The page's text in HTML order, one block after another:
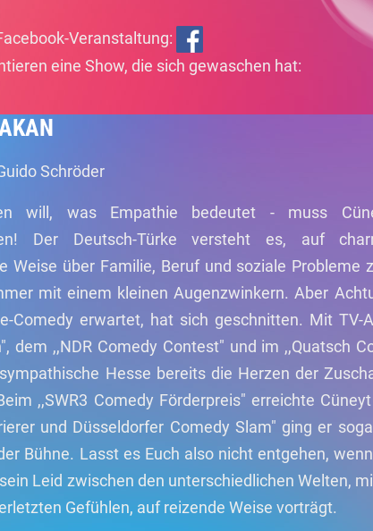
Veranstaltung:
eine Show, die sich gewaschen hat:
Schröder
will, was Empathie bedeutet - muss
Der Deutsch-Türke versteht es, auf
Weise über Familie, Beruf und soziale Probleme
mit einem kleinen Augenzwinkern. Aber
Comedy erwartet, hat sich geschnitten. Mit TV-
dem ,,NDR Comedy Contest" und im ,,Quatsch
Hesse bereits die Herzen der
,,SWR3 Comedy Förderpreis" erreichte
und Düsseldorfer Comedy Slam" ging er
Bühne. Lasst es Euch also nicht entgehen,
Leid zwischen den unterschiedlichen Welten,
Gefühlen, auf reizende Weise vorträgt.